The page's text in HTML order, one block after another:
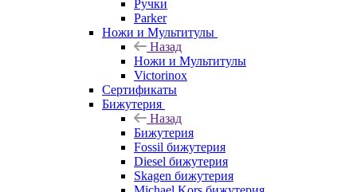
Ручки
Parker
Ножи и Мультитулы
Назад
Ножи и Мультитулы
Victorinox
Сертификаты
Бижутерия
Назад
Бижутерия
Fossil бижутерия
Diesel бижутерия
Skagen бижутерия